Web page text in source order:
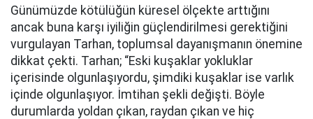
Günümüzde kötülüğün küresel ölçekte arttığını
ancak buna karşı iyiliğin güçlendirilmesi gerektiğini
vurgulayan Tarhan, toplumsal dayanışmanın önemine
dikkat çekti. Tarhan; “Eski kuşaklar yokluklar
içerisinde olgunlaşıyordu, şimdiki kuşaklar ise varlık
içinde olgunlaşıyor. İmtihan şekli değişti. Böyle
durumlarda yoldan çıkan, raydan çıkan ve hiç